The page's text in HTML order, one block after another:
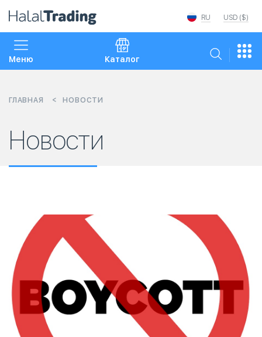
USD ($)
RU
Меню Каталог
ГЛАВНАЯ НОВОСТИ
Новости